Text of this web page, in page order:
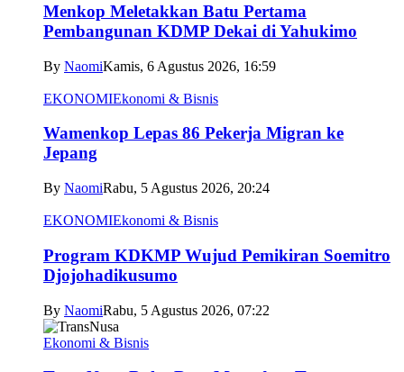
Menkop Meletakkan Batu Pertama
Pembangunan KDMP Dekai di Yahukimo
By NaomiKamis, 6 Agustus 2026, 16:59
EKONOMIEkonomi & Bisnis
Wamenkop Lepas 86 Pekerja Migran ke
Jepang
By NaomiRabu, 5 Agustus 2026, 20:24
EKONOMIEkonomi & Bisnis
Program KDKMP Wujud Pemikiran Soemitro
Djojohadikusumo
By NaomiRabu, 5 Agustus 2026, 07:22
Ekonomi & Bisnis